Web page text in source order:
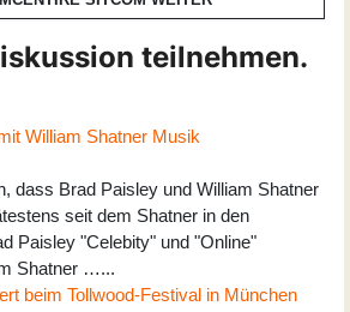
teilnehmen.
William Shatner Musik
dass Brad Paisley und William Shatner
seit dem Shatner in den
Paisley "Celebity" und "Online"
Shatner …...
beim Tollwood-Festival in München